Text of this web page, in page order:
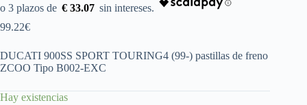
€ 33.07
99.22€
DUCATI 900SS SPORT TOURING4 (99-) pastillas de freno
ZCOO Tipo B002-EXC
Hay existencias